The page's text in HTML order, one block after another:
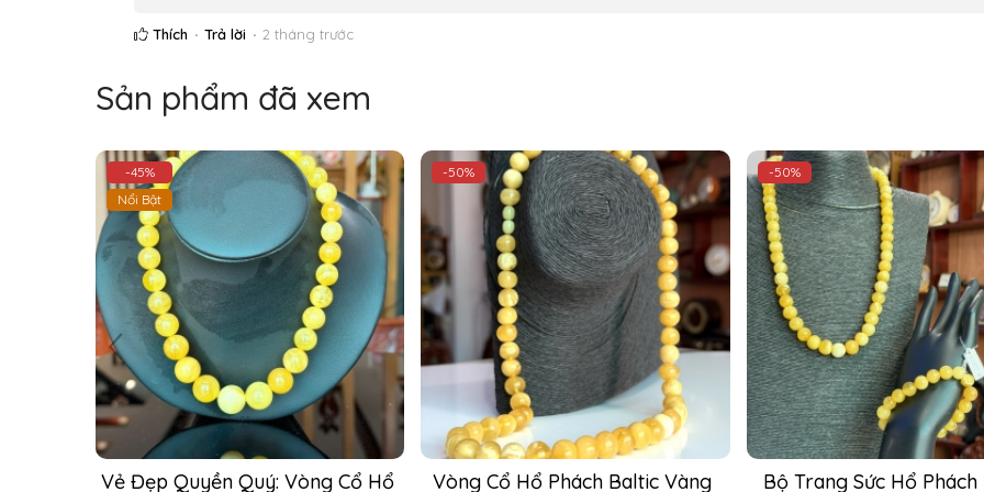
Thích Trả lời 2 tháng trước
Sản phẩm đã xem
-50%
Vòng Cổ Hổ Phách Baltic Vàng
-50%
Bộ Trang Sức Hổ Phách Baltic
-50%
Combo Vòng Cổ và Vòng